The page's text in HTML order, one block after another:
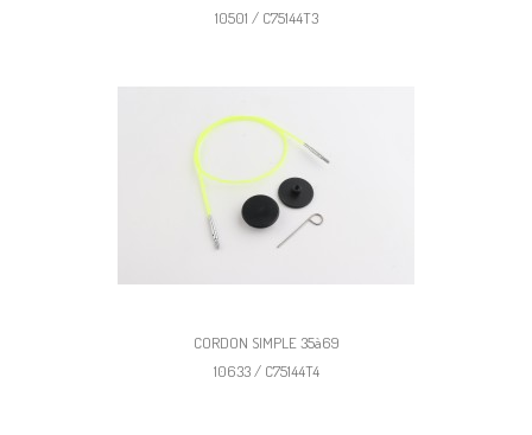
10501 / C75144T3
CORDON SIMPLE 35à69
10633 / C75144T4